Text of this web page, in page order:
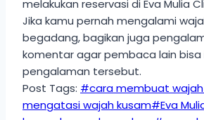
melakukan reservasi di Eva Mulia
Jika kamu pernah mengalami
begadang, bagikan juga
komentar agar pembaca lain bisa
pengalaman tersebut.
Post Tags: #cara membuat
mengatasi wajah kusam#Eva